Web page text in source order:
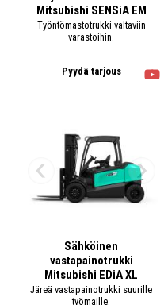
Mitsubishi SENSiA EM
Työntömastotrukki valtaviin
varastoihin.
Pyydä tarjous
Sähköinen
vastapainotrukki
Mitsubishi EDiA XL
Järeä vastapainotrukki suurille
työmaille.